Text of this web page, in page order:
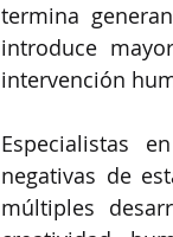
termina
introduce
intervención
Especialistas
negativas de
múltiples